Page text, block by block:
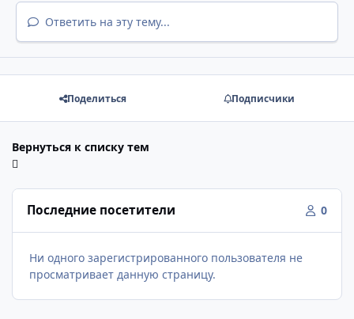
Ответить на эту тему...
Поделиться Подписчики
Вернуться к списку тем
Последние посетители 0
Ни одного зарегистрированного пользователя не
просматривает данную страницу.